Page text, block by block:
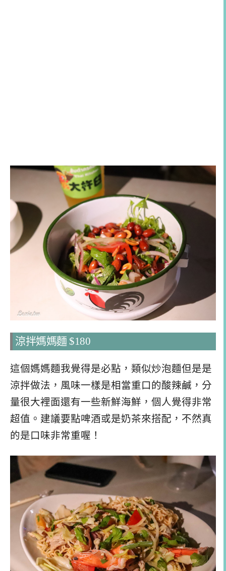
涼拌媽媽麵 $180
這個媽媽麵我覺得是必點，類似炒泡麵但是是
涼拌做法，風味一樣是相當重口的酸辣鹹，分
量很大裡面還有一些新鮮海鮮，個人覺得非常
超值。建議要點啤酒或是奶茶來搭配，不然真
的是口味非常重喔！